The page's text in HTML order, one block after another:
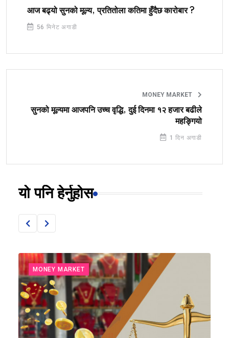
आज बढ्यो सुनको मूल्य, प्रतितोला कतिमा हुँदैछ कारोबार ?
56 मिनेट अगाडी
MONEY MARKET
सुनको मूल्यमा आजपनि उच्च वृद्धि, दुई दिनमा १२ हजार बढीले
महङ्गियो
1 दिन अगाडी
यो पनि हेर्नुहोस
MONEY MARKET